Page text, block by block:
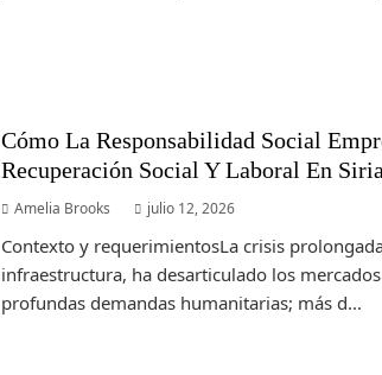
Cómo La Responsabilidad Social
Recuperación Social Y Laboral En
Amelia Brooks julio 12, 2026
Contexto y requerimientosLa crisis
infraestructura, ha desarticulado los
profundas demandas humanitarias; más d...